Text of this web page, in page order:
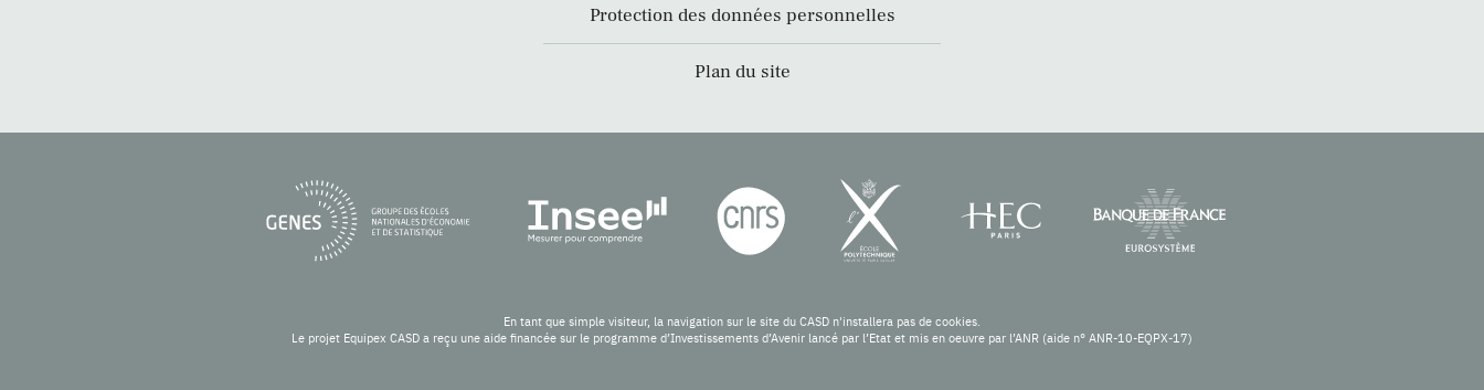
Protection des données personnelles
Plan du site
En tant que simple visiteur, la navigation sur le site du CASD n'installera pas de cookies.
Le projet Equipex CASD a reçu une aide financée sur le programme d’Investissements d’Avenir lancé par l’Etat et mis en oeuvre par l’ANR (aide n° ANR-10-EQPX-17)